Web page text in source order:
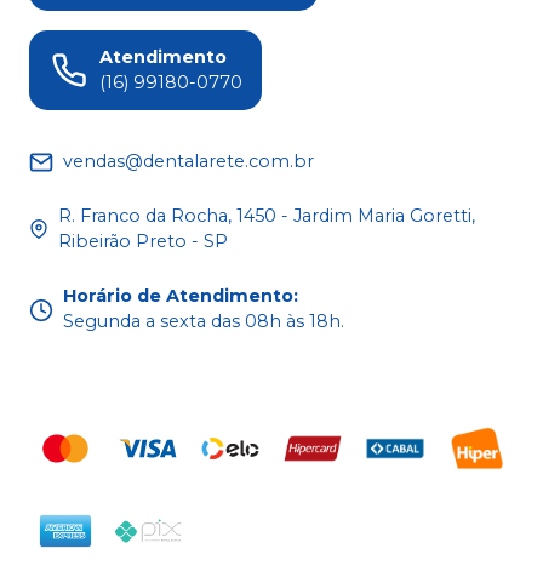
Atendimento
(16) 99180-0770
vendas@dentalarete.com.br
R. Franco da Rocha, 1450 - Jardim Maria Goretti,
Ribeirão Preto - SP
Horário de Atendimento:
Segunda a sexta das 08h às 18h.